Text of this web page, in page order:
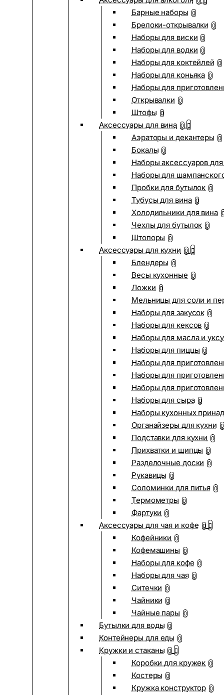
Барные наборы 0
Брелоки-открывалки 0
Наборы для виски 0
Наборы для водки 0
Наборы для коктейлей 0
Наборы для коньяка 0
Наборы для
Открывалки 0
Штофы 0
Аксессуары для вина 0
Аэраторы и декантеры 0
Бокалы 0
Наборы аксессуаров
Наборы для
Пробки для бутылок 0
Тубусы для вина 0
Холодильники для вина
Чехлы для бутылок 0
Штопоры 0
Аксессуары для кухни 0
Блендеры 0
Весы кухонные 0
Ложки 0
Мельницы для соли и
Наборы для закусок 0
Наборы для кексов 0
Наборы для масла и
Наборы для пиццы 0
Наборы для
Наборы для
Наборы для
Наборы для сыра 0
Наборы кухонных
Органайзеры для кухни 0
Подставки для кухни 0
Прихватки и щипцы 0
Разделочные доски 0
Рукавицы 0
Соломинки для питья 0
Термометры 0
Фартуки 0
Аксессуары для чая и кофе 0
Кофейники 0
Кофемашины 0
Наборы для кофе 0
Наборы для чая 0
Ситечки 0
Чайники 0
Чайные пары 0
Бутылки для воды 0
Контейнеры для еды 0
Кружки и стаканы 0
Коробки для кружек 0
Костеры 0
Кружка конструктор 0